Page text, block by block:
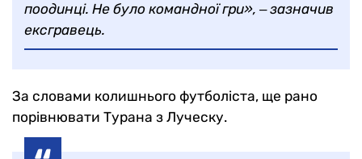
поодинці. Не було командної гри», ‒ зазначив
ексгравець.
За словами колишнього футболіста, ще рано
порівнювати Турана з Луческу.